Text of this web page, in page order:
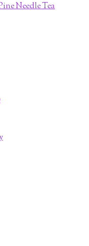
Needle Tea